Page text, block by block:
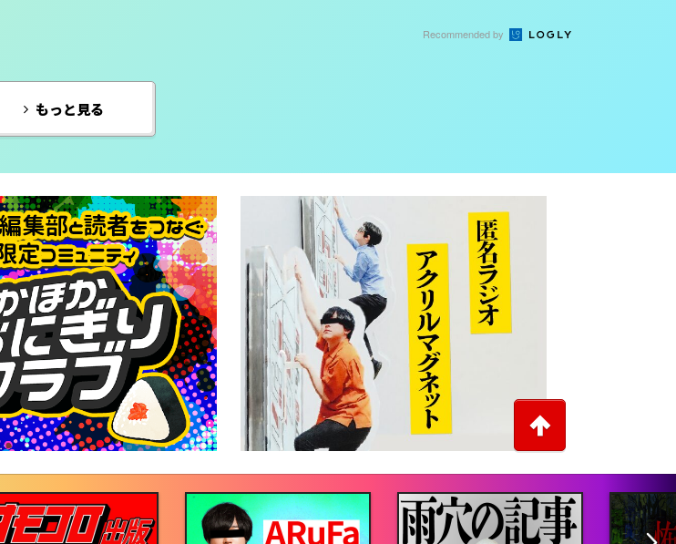
Recommended by
もっと見る